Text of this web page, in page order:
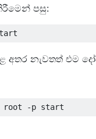
පසු:
අතර නැවතත් එම